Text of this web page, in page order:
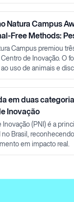
Natura Campus
Free Methods:
Campus premiou
de Inovação. O
uso de animais e
em duas
Inovação
(PNI) é a
Brasil,
em impacto real.